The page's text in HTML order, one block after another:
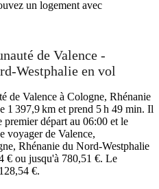
un logement avec
de Valence -
Westphalie en vol
de Valence à Cologne, Rhénanie
1 397,9 km et prend 5 h 49 min. Il
départ au 06:00 et le
voyager de Valence,
Rhénanie du Nord-Westphalie
€ ou jusqu'à 780,51 €. Le
€.